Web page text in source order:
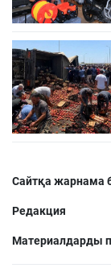
Сайтқа жарнама
Редакция
Материалдарды